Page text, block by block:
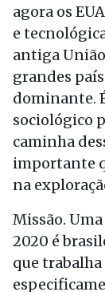
agora os
e
antiga União
grandes
dominante.
sociológico
caminha
importante
na
Missão.
2020 é
que trabalha